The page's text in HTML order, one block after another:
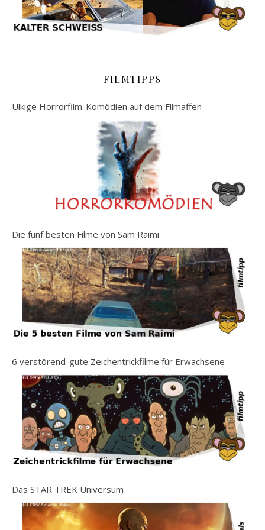
FILMTIPPS
Ulkige Horrorfilm-Komödien auf dem Filmaffen
Die fünf besten Filme von Sam Raimi
6 verstörend-gute Zeichentrickfilme für Erwachsene
Das STAR TREK Universum